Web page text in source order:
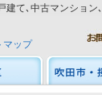
て､中古マンション
マップ